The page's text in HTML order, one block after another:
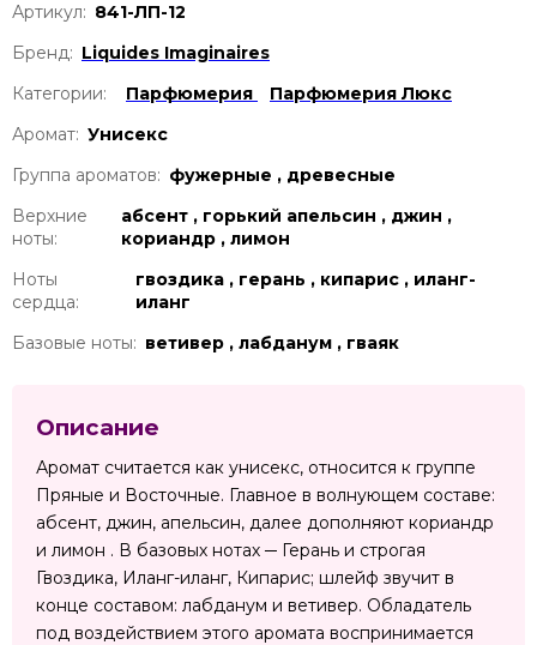
Артикул: 841-ЛП-12
Бренд: Liquides Imaginaires
Категории:
Парфюмерия
Парфюмерия Люкс
Аромат: Унисекс
Группа ароматов: фужерные , древесные
Верхние
ноты:
абсент , горький апельсин , джин ,
кориандр , лимон
Ноты
сердца:
гвоздика , герань , кипарис , иланг-
иланг
Базовые ноты: ветивер , лабданум , гваяк
Описание
Аромат считается как унисекс, относится к группе
Пряные и Восточные. Главное в волнующем составе:
абсент, джин, апельсин, далее дополняют кориандр
и лимон . В базовых нотах ─ Герань и строгая
Гвоздика, Иланг-иланг, Кипарис; шлейф звучит в
конце составом: лабданум и ветивер. Обладатель
под воздействием этого аромата воспринимается